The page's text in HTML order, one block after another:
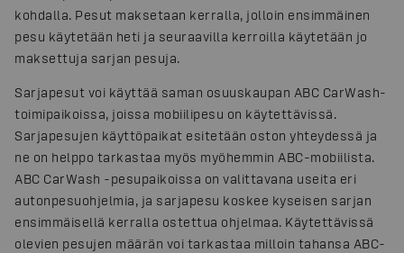
kohdalla. Pesut maksetaan kerralla, jolloin ensimmäinen
pesu käytetään heti ja seuraavilla kerroilla käytetään jo
maksettuja sarjan pesuja.
Sarjapesut voi käyttää saman osuuskaupan ABC CarWash-
toimipaikoissa, joissa mobiilipesu on käytettävissä.
Sarjapesujen käyttöpaikat esitetään oston yhteydessä ja
ne on helppo tarkastaa myös myöhemmin ABC-mobiilista.
ABC CarWash -pesupaikoissa on valittavana useita eri
autonpesuohjelmia, ja sarjapesu koskee kyseisen sarjan
ensimmäisellä kerralla ostettua ohjelmaa. Käytettävissä
olevien pesujen määrän voi tarkastaa milloin tahansa ABC-